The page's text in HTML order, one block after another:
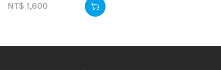
NT$ 1,600